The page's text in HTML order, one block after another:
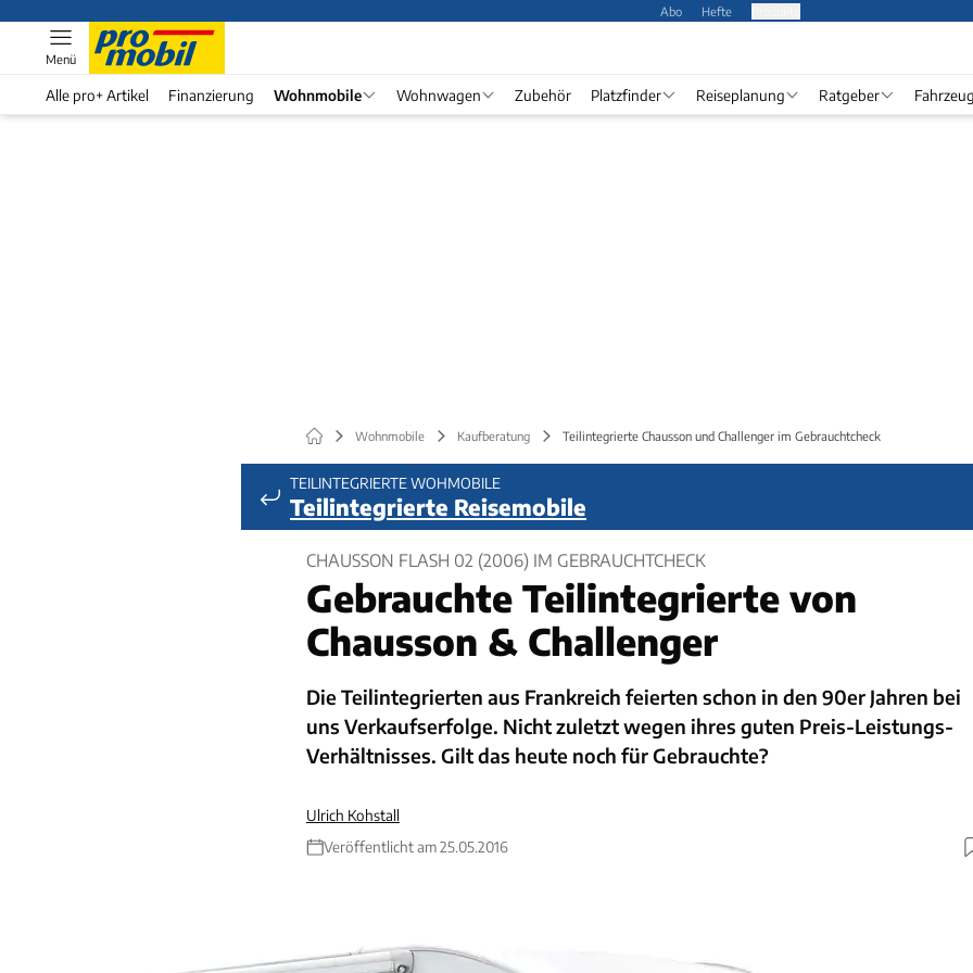
Abo Hefte
Menü
Alle pro+ Artikel Finanzierung Wohnmobile Wohnwagen Zubehör Platzfinder Reiseplanung Ratgeber
Wohnmobile Kaufberatung Teilintegrierte Chausson und Challenger im Gebrauchtcheck
TEILINTEGRIERTE WOHMOBILE
Teilintegrierte Reisemobile
CHAUSSON FLASH 02 (2006) IM GEBRAUCHTCHECK
Gebrauchte Teilintegrierte von
Chausson & Challenger
Die Teilintegrierten aus Frankreich feierten schon in den 90er Jahren bei
uns Verkaufserfolge. Nicht zuletzt wegen ihres guten Preis-Leistungs-
Verhältnisses. Gilt das heute noch für Gebrauchte?
Ulrich Kohstall
Veröffentlicht am 25.05.2016